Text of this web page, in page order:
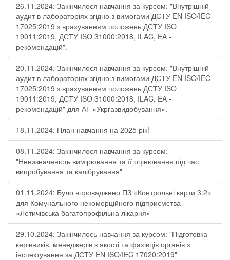
26.11.2024: Закінчилося навчання за курсом: "Внутрішній
аудит в лабораторіях згідно з вимогами ДСТУ EN ISO/IEC
17025:2019 з врахуванням положень ДСТУ ISO
19011:2019, ДСТУ ISO 31000:2018, ILAC, EA -
рекомендацій".
20.11.2024: Закінчилося навчання за курсом: "Внутрішній
аудит в лабораторіях згідно з вимогами ДСТУ EN ISO/IEC
17025:2019 з врахуванням положень ДСТУ ISO
19011:2019, ДСТУ ISO 31000:2018, ILAC, EA -
рекомендацій" для АТ «Укргазвидобування».
18.11.2024: План навчання на 2025 рік!
08.11.2024: Закінчилося навчання за курсом:
"Невизначеність вимірювання та її оцінювання під час
випробування та калібрування"
01.11.2024: Було впроваджено ПЗ «Контрольні карти 3.2»
для Комунального некомерційного підприємства
«Летичівська багатопрофільна лікарня»
29.10.2024: Закінчилось навчання за курсом: "Підготовка
керівників, менеджерів з якості та фахівців органів з
інспектування за ДСТУ EN ISO/IEC 17020:2019"